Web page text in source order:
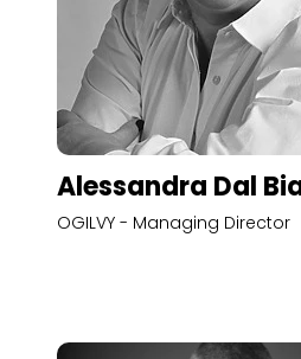
Alessandra Dal
OGILVY - Managing Director